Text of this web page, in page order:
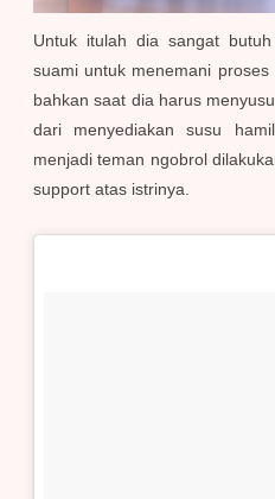
Untuk itulah dia sangat
suami untuk menemani
bahkan saat dia harus
dari menyediakan susu
menjadi teman ngobrol
support atas istrinya.